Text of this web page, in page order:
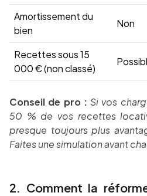
Amortissement du
bien
Non
Recettes sous 15
000 € (non classé)
Conseil de pro : Si vos
50 % de vos recettes
presque toujours plus
Faites une simulation avant
2. Comment la